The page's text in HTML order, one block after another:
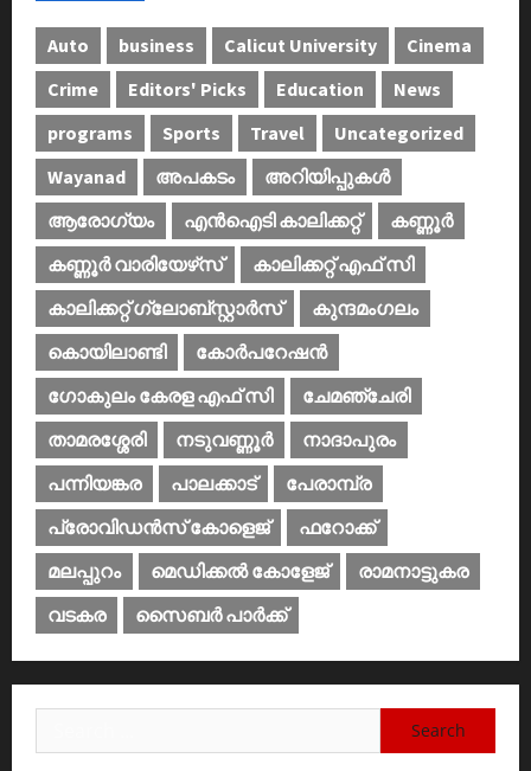
Auto business Calicut University
Cinema
Crime
Editors' Picks Education
News
programs
Sports Travel
Uncategorized
Wayanad
അപകടം
അറിയിപ്പുകള്‍
ആരോഗ്യം
എൻഐടി കാലിക്കറ്റ്
കണ്ണൂര്‍
കണ്ണൂര്‍ വാരിയേഴ്‌സ്
കാലിക്കറ്റ് എഫ് സി
കാലിക്കറ്റ് ഗ്ലോബ്സ്റ്റാർസ്
കുന്ദമംഗലം
കൊയിലാണ്ടി
കോര്‍പറേഷന്‍
ഗോകുലം കേരള എഫ് സി
ചേമഞ്ചേരി
താമരശ്ശേരി
നടുവണ്ണൂര്‍
നാദാപുരം
പന്നിയങ്കര
പാലക്കാട്‌
പേരാമ്പ്ര
പ്രോവിഡന്‍സ് കോളെജ്‌
ഫറോക്ക്
മലപ്പുറം
മെഡിക്കൽ കോളേജ്‌
രാമനാട്ടുകര
വടകര
സൈബര്‍ പാര്‍ക്ക്‌
for: